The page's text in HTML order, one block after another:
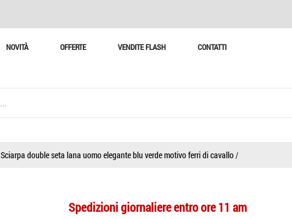
NOVITÀ OFFERTE VENDITE FLASH CONTATTI
Sciarpa double seta lana uomo elegante blu verde motivo ferri di cavallo/
Spedizioni giornaliere entro ore 11 am